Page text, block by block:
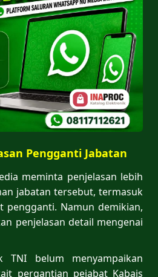
Pengganti Jabatan
meminta penjelasan lebih
jabatan tersebut, termasuk
pengganti. Namun demikian,
penjelasan detail mengenai
TNI belum menyampaikan
pergantian pejabat Kabais